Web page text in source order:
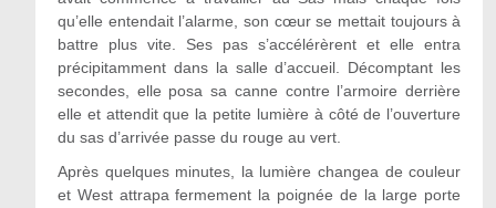
qu’elle entendait l’alarme, son cœur se mettait toujours à
battre plus vite. Ses pas s’accélérèrent et elle entra
précipitamment dans la salle d’accueil. Décomptant les
secondes, elle posa sa canne contre l’armoire derrière
elle et attendit que la petite lumière à côté de l’ouverture
du sas d’arrivée passe du rouge au vert.
Après quelques minutes, la lumière changea de couleur
et West attrapa fermement la poignée de la large porte